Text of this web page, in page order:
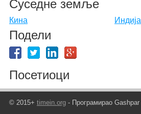
Суседне земље
Кина Индија
Подели
Посетиоци
© 2015+ timein.org- Програмирао Gashpar